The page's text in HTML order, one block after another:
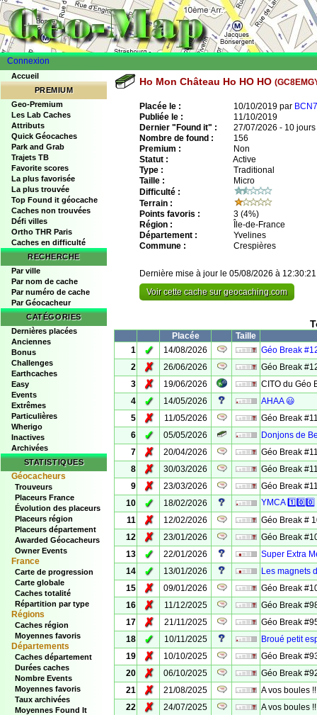
Connexion
Accueil
PREMIUM
Geo-Premium
Les Lab Caches
Attributs
Quick Géocaches
Park and Grab
Trajets TB
Favorite scores
La plus favorisée
La plus trouvée
Top Found it géocache
Caches non trouvées
Défi villes
Ortho THR Paris
Caches en difficulté
RECHERCHE
Par ville
Par nom de cache
Par numéro de cache
Par Géocacheur
CATÉGORIES
Dernières placées
Anciennes
Bonus
Challenges
Earthcaches
Easy
Events
Extrêmes
Particulières
Wherigo
Inactives
Archivées
STATISTIQUES
Géocacheurs
Trouveurs
Placeurs France
Évolution des placeurs
Placeurs région
Placeurs département
Awarded Géocacheurs
Owner Events
France
Carte de progression
Carte globale
Caches totalité
Répartition par type
Régions
Caches région
Moyennes favoris
Départements
Caches département
Durées caches
Nombre Events
Moyennes favoris
Taux archivées
Moyennes Found It
Ho Mon Château Ho HO HO
Placée le : 10/10/2019 par
Publiée le :
11/10/2019
Dernier "Found it" :
27/07/2026 - 10 jours
Nombre de found :
156
Premium :
Non
Statut :
Active
Type :
Traditional
Taille :
Micro
Difficulté :
Terrain :
Points favoris :
3 (4%)
Région :
Île-de-France
Département :
Yvelines
Commune :
Crespières
Dernière mise à jour le 05/08/2026 à 12:30:21
Voir cette cache sur geocaching.com
Placée
Taille
1
✓ 14/08/2026
Géo Break
2
✗ 26/06/2026
Géo Break
3
✗ 19/06/2026
CITO du Géo
4
✓ 14/05/2026
AHAA 😃
5
✗ 11/05/2026
Géo Break
6
✓ 05/05/2026
Donjons de
7
✗ 20/04/2026
Géo Break
8
✗ 30/03/2026
Géo Break
9
✗ 23/03/2026
Géo Break
10
✓ 18/02/2026
YMCA 1️⃣0️⃣0️⃣
11
✗ 12/02/2026
Géo Break #
12
✗ 23/01/2026
Géo Break
13
✓ 22/01/2026
Super Extra
14
✓ 13/01/2026
Les magnets
15
✗ 09/01/2026
Géo Break
16
✗ 11/12/2025
Géo Break
17
✗ 21/11/2025
Géo Break
18
✓ 10/11/2025
Broué petit
19
✗ 10/10/2025
Géo Break
20
✗ 06/10/2025
Géo Break
21
✗ 21/08/2025
A vos boules
22
✗ 24/07/2025
A vos boules